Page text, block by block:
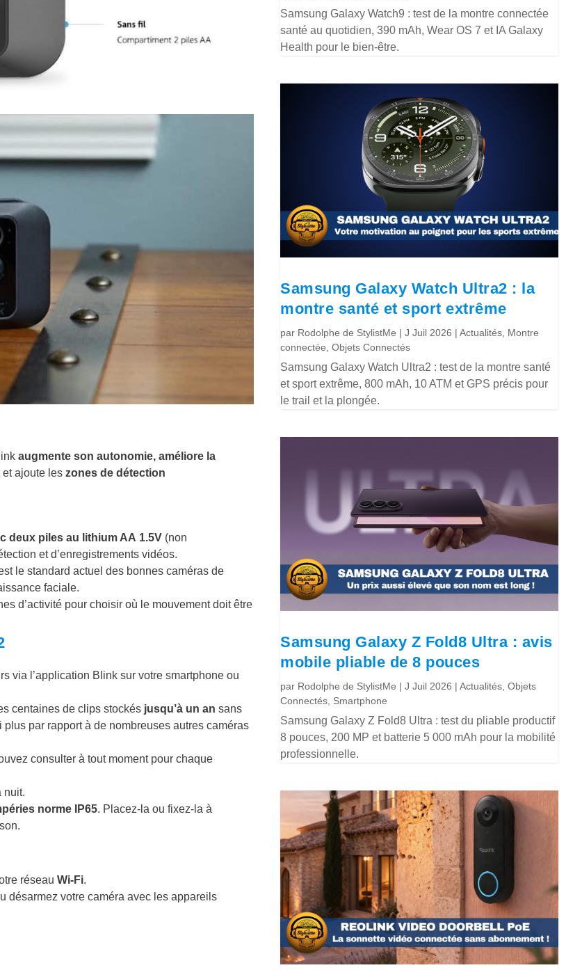
augmente son autonomie, améliore la
et ajoute les zones de détection
deux piles au lithium AA 1.5V(non
et d’enregistrements vidéos.
le standard actuel des bonnes caméras de
faciale.
d’activité pour choisir où le mouvement doit être
via l’application Blink sur votre smartphone ou
centaines de clips stockés jusqu’à un an sans
par rapport à de nombreuses autres caméras
consulter à tout moment pour chaque
nuit.
norme IP65. Placez-la ou fixez-la à
réseau Wi-Fi.
désarmez votre caméra avec les appareils
Samsung Galaxy Watch9 : test de la montre connectée
santé au quotidien, 390 mAh, Wear OS 7 et IA Galaxy
Health pour le bien-être.
Samsung Galaxy Watch Ultra2 : la
montre santé et sport extrême
par Rodolphe de StylistMe |J Juil 2026 |Actualités Montre
connectée ,Objets Connectés
Samsung Galaxy Watch Ultra2 : test de la montre santé
et sport extrême, 800 mAh, 10 ATM et GPS précis pour
le trail et la plongée.
Samsung Galaxy Z Fold8 Ultra : avis
mobile pliable de 8 pouces
par Rodolphe de StylistMe |J Juil 2026 |Actualités ,Objets
Connectés Smartphone
Samsung Galaxy Z Fold8 Ultra : test du pliable productif
8 pouces, 200 MP et batterie 5 000 mAh pour la mobilité
professionnelle.